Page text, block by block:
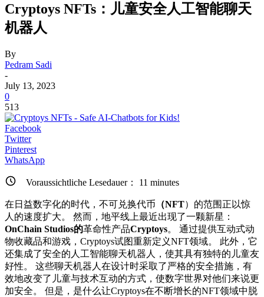
Cryptoys NFTs：儿童安全人工智能聊天
机器人
By
Pedram Sadi
-
July 13, 2023
0
513
Facebook
Twitter
Pinterest
WhatsApp
Voraussichtliche Lesedauer： 11 minutes
在日益数字化的时代，不可兑换代币 （NFT）的范围正以惊
人的速度扩大。 然而，地平线上最近出现了一颗新星：
OnChain Studios的革命性产品Cryptoys。 通过提供互动式动
物收藏品和游戏，Cryptoys试图重新定义NFT领域。 此外，它
还集成了安全的人工智能聊天机器人，使其具有独特的儿童友
好性。 这些聊天机器人在设计时采取了严格的安全措施，有
效地改变了儿童与技术互动的方式，使数字世界对他们来说更
加安全。 但是，是什么让Cryptoys在不断增长的NFT领域中脱